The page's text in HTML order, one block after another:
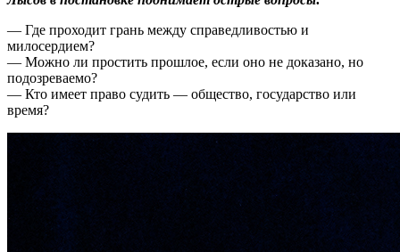
— Где проходит грань между справедливостью и
милосердием?
— Можно ли простить прошлое, если оно не доказано, но
подозреваемо?
— Кто имеет право судить — общество, государство или
время?